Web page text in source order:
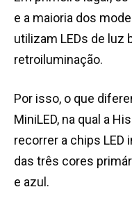
e a maioria dos
utilizam LEDs de luz
retroiluminação.
Por isso, o que
MiniLED, na qual a
recorrer a chips LED
das três cores
e azul.